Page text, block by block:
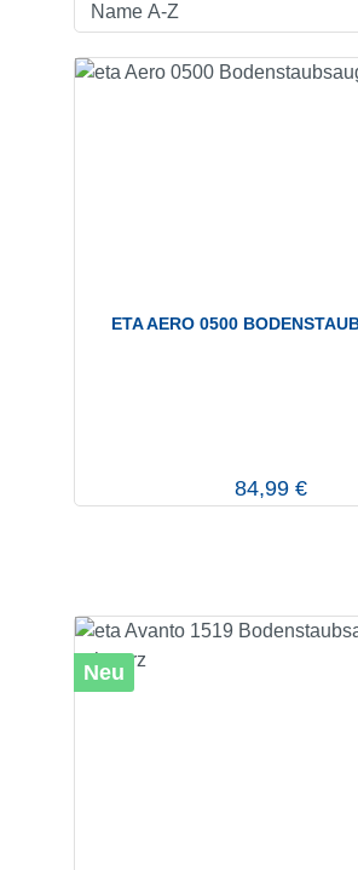
ETA AERO 0500
Regulärer
84,99 €
Neu